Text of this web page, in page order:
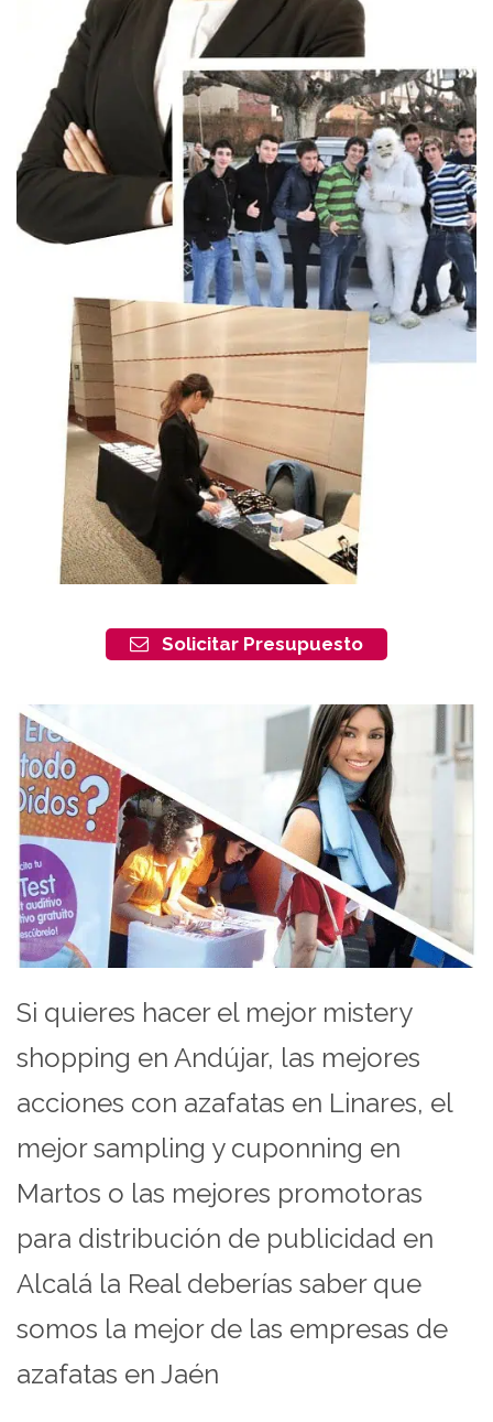
Solicitar Presupuesto
Si quieres hacer el mejor mistery
shopping en Andújar, las mejores
acciones con azafatas en Linares, el
mejor sampling y cuponning en
Martos o las mejores promotoras
para distribución de publicidad en
Alcalá la Real deberías saber que
somos la mejor de las empresas de
azafatas en Jaén